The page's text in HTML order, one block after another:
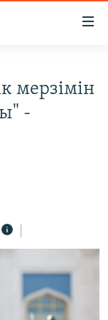
мерзімін
-